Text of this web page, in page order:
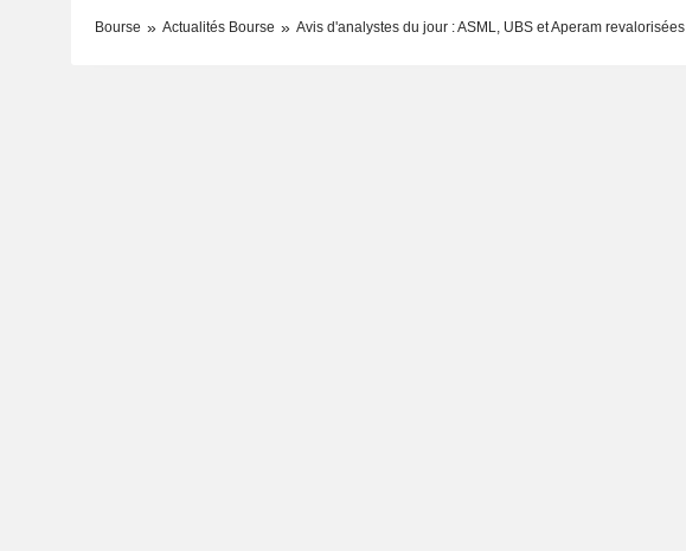
Bourse Actualités Bourse Avis d'analystes du jour : ASML, UBS et Aperam revalorisées